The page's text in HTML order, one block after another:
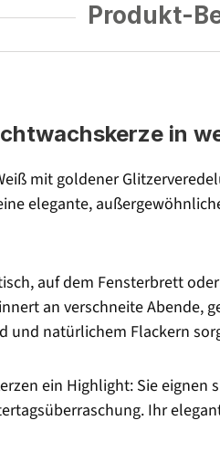
Produkt-
in
mit goldener
elegante,
auf dem Fensterbrett
an verschneite Abende,
natürlichem Flackern
ein Highlight: Sie
Ihr